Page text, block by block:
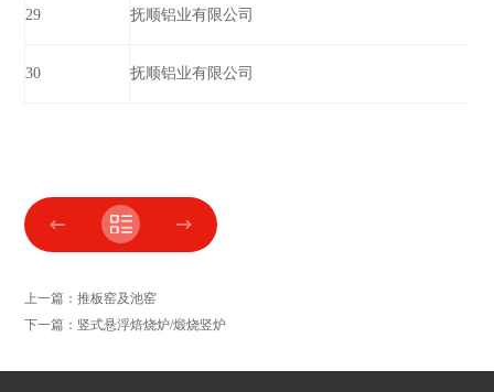
29 抚顺铝业有限公司
30 抚顺铝业有限公司
上一篇：推板窑及池窑
下一篇：竖式悬浮焙烧炉/煅烧竖炉